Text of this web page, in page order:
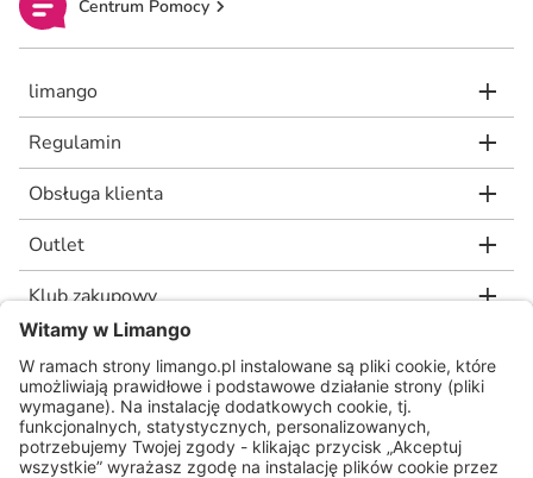
Centrum Pomocy
limango
Regulamin
Obsługa klienta
Outlet
Klub zakupowy